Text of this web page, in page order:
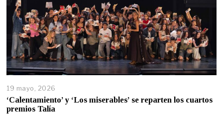
19 mayo, 2026
‘Calentamiento’ y ‘Los miserables’ se reparten los cuartos
premios Talía